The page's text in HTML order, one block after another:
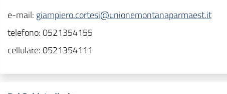
e-mail: giampiero.cortesi@unionemontanaparmaest.it
telefono:0521354155
cellulare:0521354111